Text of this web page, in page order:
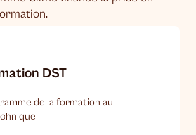
DST
de la formation au